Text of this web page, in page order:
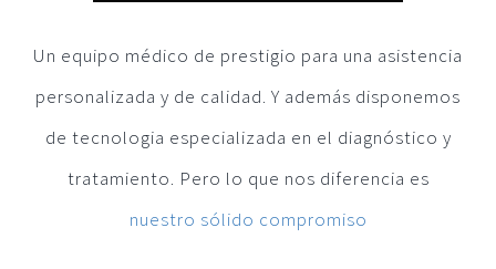
Radiodiagnóstico
Revisión Médica
Un equipo médico de prestigio para una asistencia
personalizada y de calidad. Y además disponemos
de tecnologia especializada en el diagnóstico y
tratamiento. Pero lo que nos diferencia es
nuestro sólido compromiso